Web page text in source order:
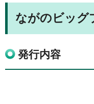
ながのビッグ
発行内容